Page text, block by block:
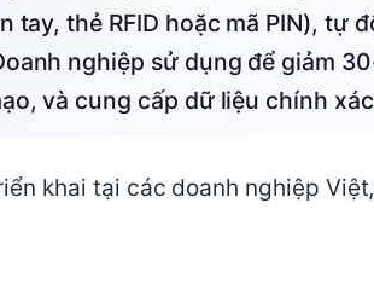
tay, thẻ RFID hoặc mã PIN), tự
nghiệp sử dụng để giảm
và cung cấp dữ liệu chính
khai tại các doanh nghiệp